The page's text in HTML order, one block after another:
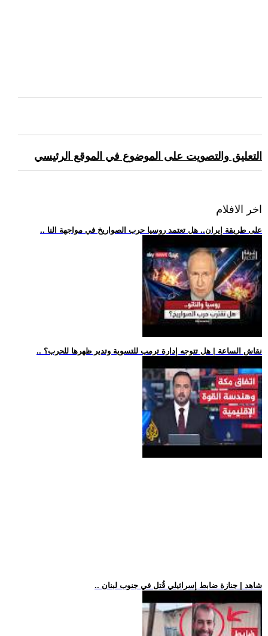
التعليق والتصويت على الموضوع في الموقع الرئيسي
اخر الافلام
.. على طريقة إيران.. هل تعتمد روسيا حرب الصواريخ في مواجهة النا
.. نقاش الساعة | هل تتوجه إدارة ترمب للتسوية وتدير ظهرها للحرب؟
.. شاهد | جنازة ضابط إسرائيلي قُتل في جنوب لبنان